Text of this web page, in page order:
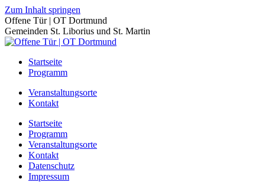
Zum Inhalt springen
Offene Tür | OT Dortmund
Gemeinden St. Liborius und St. Martin
Startseite
Programm
Veranstaltungsorte
Kontakt
Startseite
Programm
Veranstaltungsorte
Kontakt
Datenschutz
Impressum